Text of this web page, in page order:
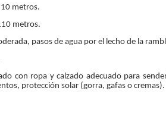
metros.
metros.
pasos de agua por el lecho de la
con ropa y calzado adecuado para
protección solar (gorra, gafas o cremas).